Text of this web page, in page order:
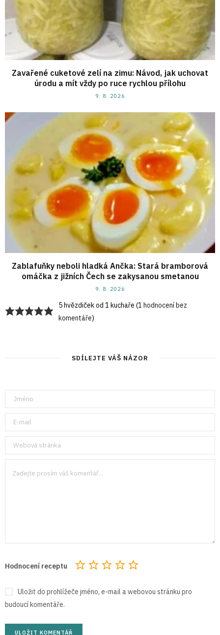
Zavařené cuketové zelí na zimu: Návod, jak uchovat
úrodu a mít vždy po ruce rychlou přílohu
9. 8. 2026
Zablafuňky neboli hladká Ančka: Stará bramborová
omáčka z jižních Čech se zakysanou smetanou
9. 8. 2026
5 hvězdiček od 1 kuchaře (1 hodnocení bez
komentáře)
SDÍLEJTE VÁŠ NÁZOR
Hodnocení receptu
Uložit do prohlížeče jméno, e-mail a webovou stránku pro
budoucí komentáře.